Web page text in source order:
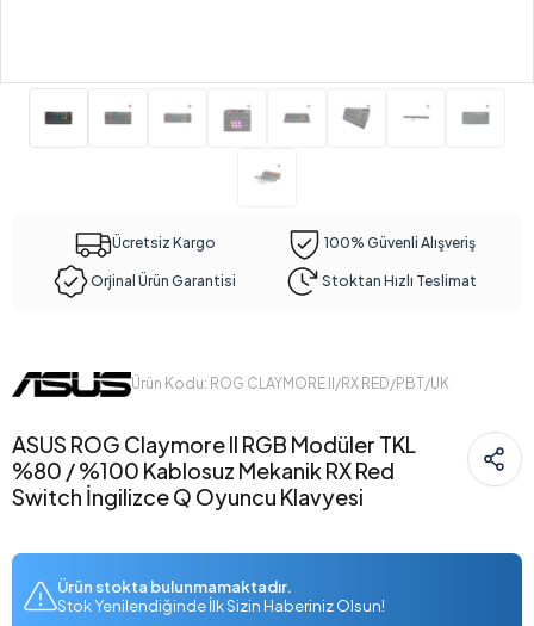
Ücretsiz Kargo 100% Güvenli Alışveriş
Orjinal Ürün Garantisi Stoktan Hızlı Teslimat
Ürün Kodu: ROG CLAYMORE II/RX RED/PBT/UK
ASUS ROG Claymore II RGB Modüler TKL
%80 / %100 Kablosuz Mekanik RX Red
Switch İngilizce Q Oyuncu Klavyesi
Ürün stokta bulunmamaktadır.
Stok Yenilendiğinde İlk Sizin Haberiniz Olsun!